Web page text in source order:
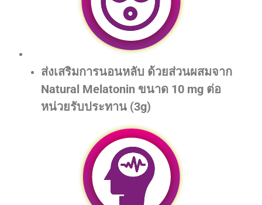
ส่งเสริมการนอนหลับ ด้วยส่วนผสมจาก
Natural Melatonin ขนาด 10 mg ต่อ
หน่วยรับประทาน (3g)